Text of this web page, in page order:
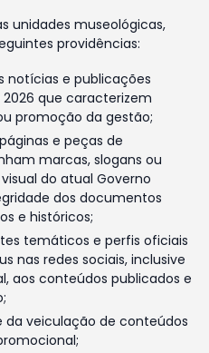
unidades museológicas,
providências:
notícias e publicações
que caracterizem
promoção da gestão;
e peças de
marcas, slogans ou
do atual Governo
dos documentos
e históricos;
temáticos e perfis oficiais
nas redes sociais, inclusive
aos conteúdos publicados e
da veiculação de conteúdos